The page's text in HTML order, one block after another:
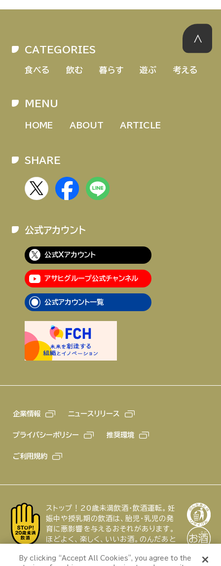
特集
CATEGORIES
食べる 飲む 暮らす 遊ぶ 考える
MENU
HOME ABOUT ARTICLE
SHARE
公式アカウント
公式Xアカウント
アサヒグループ公式チャンネル
公式アカウント一覧
企業情報 ニュースリリース
プライバシーポリシー 推奨環境
ご利用規約
ストップ！20歳未満飲酒・飲酒運転。妊
娠中や授乳期の飲酒は、胎児・乳児の発
育に悪影響を与えるおそれがあります。
ほどよく、楽しく、いいお酒。のんだあと
By clicking “Accept All Cookies”, you agree to the